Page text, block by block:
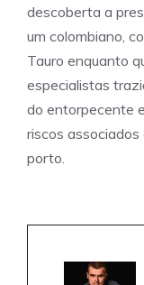
descoberta a
um colombiano,
Tauro enquanto
especialistas
do entorpecente
riscos
porto.